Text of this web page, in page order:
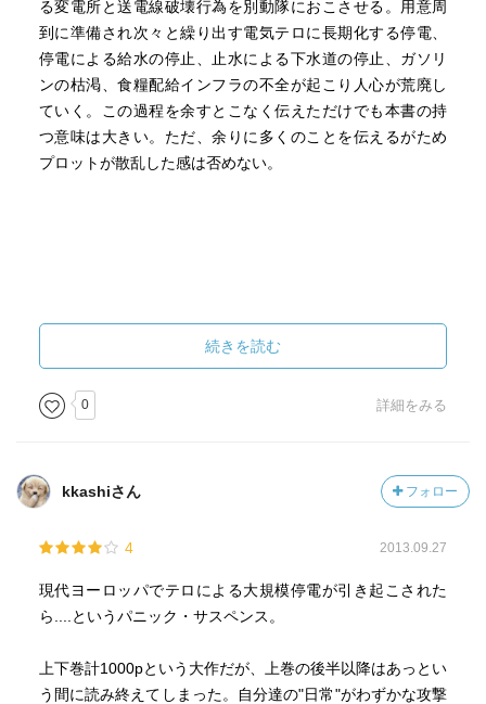
る変電所と送電線破壊行為を別動隊におこさせる。用意周
到に準備され次々と繰り出す電気テロに長期化する停電、
停電による給水の停止、止水による下水道の停止、ガソリ
ンの枯渇、食糧配給インフラの不全が起こり人心が荒廃し
ていく。この過程を余すとこなく伝えただけでも本書の持
つ意味は大きい。ただ、余りに多くのことを伝えるがため
プロットが散乱した感は否めない。
続きを読む
0 詳細をみる
kkashiさん フォロー
4 2013.09.27
現代ヨーロッパでテロによる大規模停電が引き起こされた
ら....というパニック・サスペンス。
上下巻計1000pという大作だが、上巻の後半以降はあっとい
う間に読み終えてしまった。自分達の"日常"がわずかな攻撃